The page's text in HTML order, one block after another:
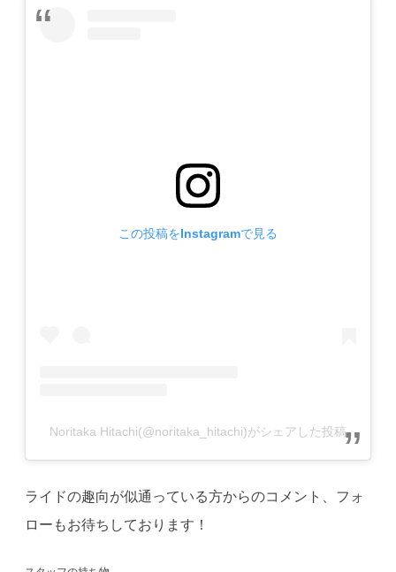
この投稿をInstagramで見る
Noritaka Hitachi(@noritaka_hitachi)がシェアした投稿
ライドの趣向が似通っている方からのコメント、フォ
ローもお待ちしております！